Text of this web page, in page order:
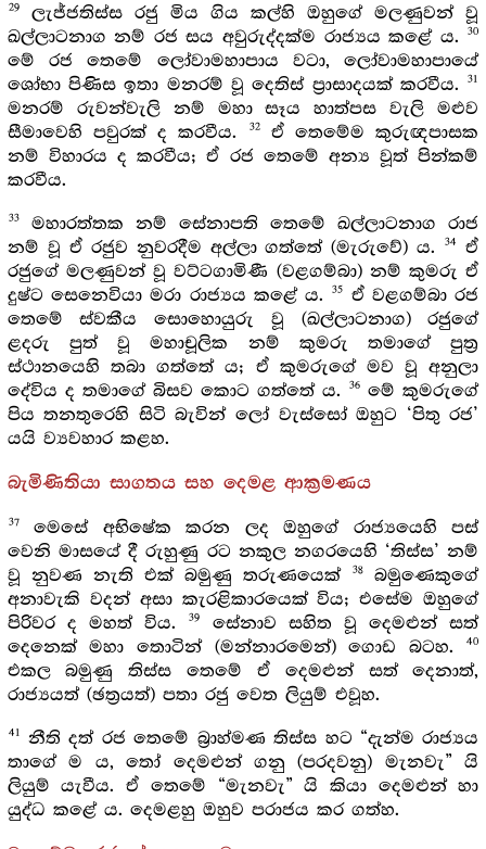
29ලැජ්ජතිස්ස රජු මිය ගිය කල්හි ඔහුගේ මලණුවන් වූ
ඛල්ලාටනාග නම් රජ සය අවුරුද්දක්ම රාජ්‍යය කළේ ය.
30
මේ රජ තෙමේ ලෝවාමහාපාය වටා, ලෝවාමහාපායේ
ශෝභා පිණිස ඉතා මනරම් වූ දෙතිස් ප්‍රාසාදයක් කරවීය.
31
මනරම් රුවන්වැලි නම් මහා සෑය හාත්පස වැලි මළුව
සීමාවෙහි පවුරක් ද කරවීය.
32ඒ තෙමේම කුරුඥපාසක
නම් විහාරය ද කරවීය; ඒ රජ තෙමේ අන්‍ය වූත් පින්කම්
කරවීය.
33මහාරත්තක නම් සේනාපති තෙමේ ඛල්ලාටනාග රාජ
නම් වූ ඒ රජුව නුවරදීම අල්ලා ගත්තේ (මැරුවේ) ය.
34
ඒ
රජුගේ මලණුවන් වූ වට්ටගාමිණී (වළගම්බා) නම් කුමරු ඒ
දුෂ්ට සෙනෙවියා මරා රාජ්‍යය කළේ ය.
35
ඒ වළගම්බා රජ
තෙමේ ස්වකීය සොහොයුරු වූ (ඛල්ලාටනාග) රජුගේ
ළදරු පුත් වූ මහාචූලික නම් කුමරු තමාගේ පුත්‍ර
ස්ථානයෙහි තබා ගත්තේ ය; ඒ කුමරුගේ මව වූ අනුලා
දේවිය ද තමාගේ බිසව කොට ගත්තේ ය.
36 මේ කුමරුගේ
පිය තනතුරෙහි සිටි බැවින් ලෝ වැස්සෝ ඔහුට ‘පිතු රජ’
යයි ව්‍යවහාර කළහ.
බැමිණිතියා සාගතය සහ දෙමළ ආක්‍රමණය
37මෙසේ අභිෂේක කරන ලද ඔහුගේ රාජ්‍යයෙහි පස්
වෙනි මාසයේ දී රුහුණු රට නකුල නගරයෙහි ‘තිස්ස’ නම්
වූ නුවණ නැති එක් බමුණු තරුණයෙක්
38
බමුණෙකුගේ
අනාවැකි වදන් අසා කැරළිකාරයෙක් විය; එසේම ඔහුගේ
පිරිවර ද මහත් විය.
39
සේනාව සහිත වූ දෙමළුන් සත්
දෙනෙක් මහා තොටින් (මන්නාරමෙන්) ගොඩ බටහ.
40
එකල බමුණු තිස්ස තෙමේ ඒ දෙමළුන් සත් දෙනාත්,
රාජ්‍යයත් (ඡත්‍රයත්) පතා රජු වෙත ලියුම් එවූහ.
41
නීති දත් රජ තෙමේ බ්‍රාහ්මණ තිස්ස හට “දැන්ම රාජ්‍යය
තාගේ ම ය, තෝ දෙමළුන් ගනු (පරදවනු) මැනවැ” යි
ලියුම් යැවීය. ඒ තෙමේ “මැනවැ” යි කියා දෙමළුන් හා
යුද්ධ කළේ ය. දෙමළහු ඔහුව පරාජය කර ගත්හ.